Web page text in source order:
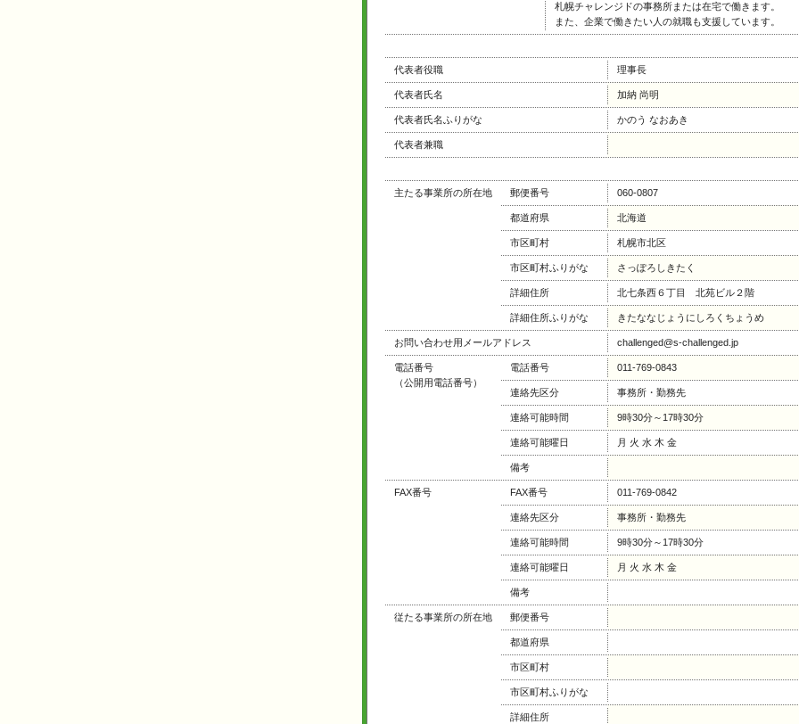
札幌チャレンジドの事務所または在宅で働きます。
また、企業で働きたい人の就職も支援しています。
代表者役職 理事長
代表者氏名 加納 尚明
代表者氏名ふりがな かのう なおあき
代表者兼職
主たる事業所の所在地 郵便番号 060-0807
都道府県 北海道
市区町村 札幌市北区
市区町村ふりがな さっぽろしきたく
詳細住所 北七条西６丁目 北苑ビル２階
詳細住所ふりがな きたななじょうにしろくちょうめ
お問い合わせ用メールアドレス challenged@s-challenged.jp
電話番号
（公開用電話番号）
電話番号 011-769-0843
連絡先区分 事務所・勤務先
連絡可能時間 9時30分～17時30分
連絡可能曜日 月 火 水 木 金
備考
FAX番号 FAX番号 011-769-0842
連絡先区分 事務所・勤務先
連絡可能時間 9時30分～17時30分
連絡可能曜日 月 火 水 木 金
備考
従たる事業所の所在地 郵便番号
都道府県
市区町村
市区町村ふりがな
詳細住所